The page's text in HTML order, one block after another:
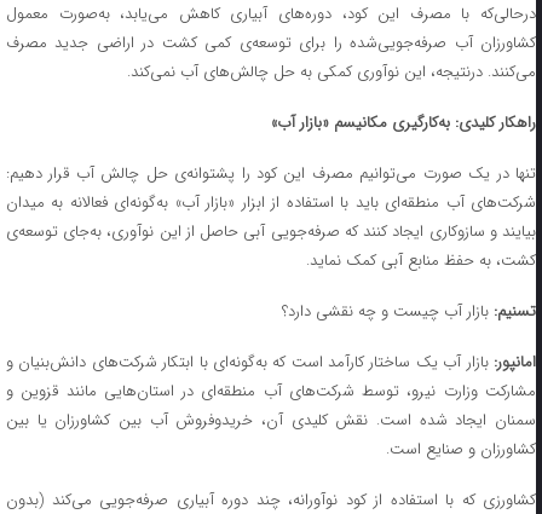
درحالی‌که با مصرف این کود، دوره‌های آبیاری کاهش می‌یابد، به‌صورت معمول
کشاورزان آب صرفه‌جویی‌شده را برای توسعه‌ی کمی کشت در اراضی جدید مصرف
می‌کنند. درنتیجه، این نوآوری کمکی به حل چالش‌های آب نمی‌کند.
راهکار کلیدی: به‌کارگیری مکانیسم «بازار آب»
تنها در یک صورت می‌توانیم مصرف این کود را پشتوانه‌ی حل چالش آب قرار دهیم:
شرکت‌های آب منطقه‌ای باید با استفاده از ابزار «بازار آب» به‌گونه‌ای فعالانه به میدان
بیایند و سازوکاری ایجاد کنند که صرفه‌جویی آبی حاصل از این نوآوری، به‌جای توسعه‌ی
کشت، به حفظ منابع آبی کمک نماید.
تسنیم: بازار آب چیست و چه نقشی دارد؟
امانپور: بازار آب یک ساختار کارآمد است که به‌گونه‌ای با ابتکار شرکت‌های دانش‌بنیان و
مشارکت وزارت نیرو، توسط شرکت‌های آب منطقه‌ای در استان‌هایی مانند قزوین و
سمنان ایجاد شده است. نقش کلیدی آن، خریدوفروش آب بین کشاورزان یا بین
کشاورزان و صنایع است.
کشاورزی که با استفاده از کود نوآورانه، چند دوره آبیاری صرفه‌جویی می‌کند (بدون